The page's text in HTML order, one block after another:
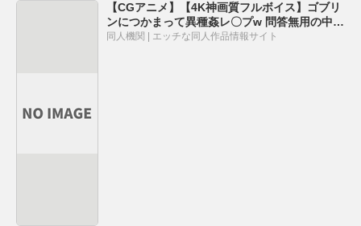
【CGアニメ】【4K神画質フルボイス】ゴブリ
ンにつかまって異種姦レ〇プw 問答無用の中出
し100連発 全滅したパーティの末路w
同人機関 | エッチな同人作品情報サイト